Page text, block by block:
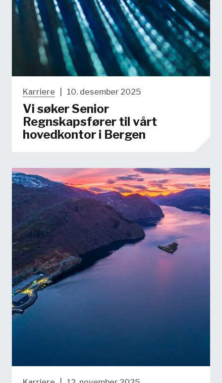
Karriere 10. desember 2025
Vi søker Senior
Regnskapsfører til vårt
hovedkontor i Bergen